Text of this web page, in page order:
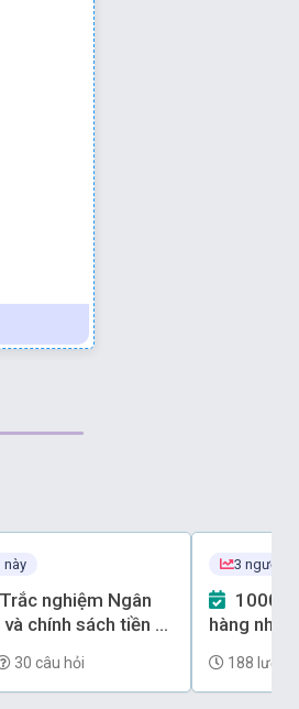
này
chính sách tiền tệ
30 câu hỏi
3 người
hàng nhà
188 lượt